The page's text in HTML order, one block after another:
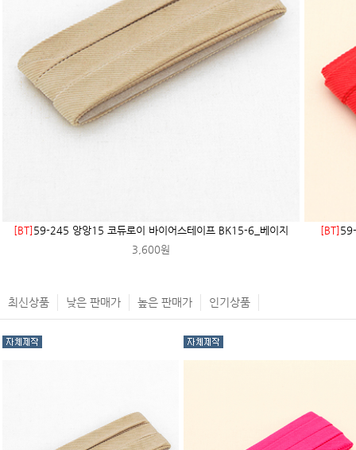
[BT] 59-245 앙앙15 코듀로이 바이어스테이프 BK15-6_베이지
3,600원
[BT]
최신상품 낮은 판매가 높은 판매가 인기상품